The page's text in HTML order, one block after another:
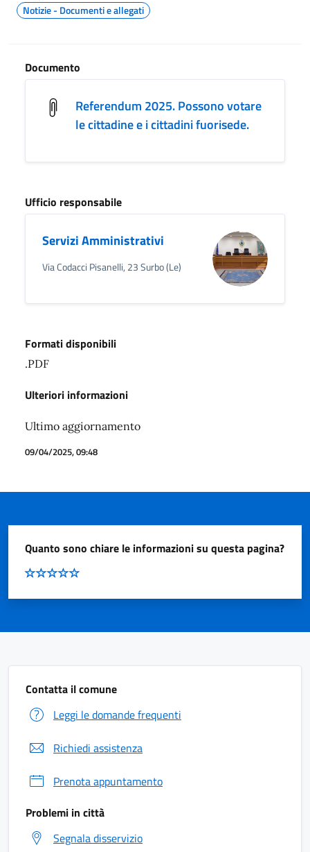
Notizie - Documenti e allegati
Documento
Referendum 2025. Possono votare
le cittadine e i cittadini fuorisede.
Ufficio responsabile
Servizi Amministrativi
Via Codacci Pisanelli, 23 Surbo (Le)
Formati disponibili
.PDF
Ulteriori informazioni
Ultimo aggiornamento
09/04/2025, 09:48
Quanto sono chiare le informazioni su questa pagina?
Contatta il comune
Leggi le domande frequenti
Richiedi assistenza
Prenota appuntamento
Problemi in città
Segnala disservizio